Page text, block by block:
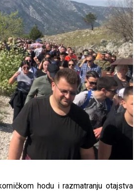
hodu i razmatranju otajstva